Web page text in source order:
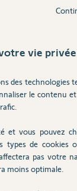
vie privée
des technologies
le contenu
vous pouvez
de cookies
pas votre
moins optimale.